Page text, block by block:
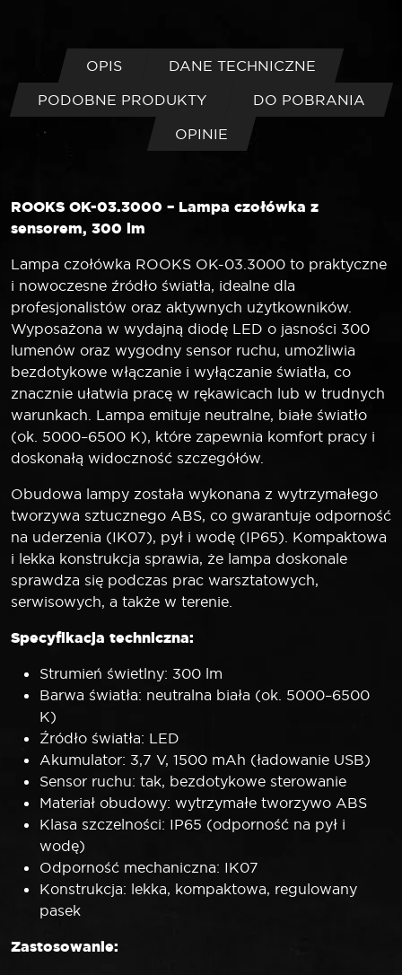
300OPIS
DANE TECHNICZNE
PODOBNE PRODUKTY
DO POBRANIA
OPINIE
ROOKS OK-03.3000 – Lampa czołówka z
sensorem, 300 lm
Lampa czołówka ROOKS OK-03.3000 to praktyczne
i nowoczesne źródło światła, idealne dla
profesjonalistów oraz aktywnych użytkowników.
Wyposażona w wydajną diodę LED o jasności 300
lumenów oraz wygodny sensor ruchu, umożliwia
bezdotykowe włączanie i wyłączanie światła, co
znacznie ułatwia pracę w rękawicach lub w trudnych
warunkach. Lampa emituje neutralne, białe światło
(ok. 5000–6500 K), które zapewnia komfort pracy i
doskonałą widoczność szczegółów.
Obudowa lampy została wykonana z wytrzymałego
tworzywa sztucznego ABS, co gwarantuje odporność
na uderzenia (IK07), pył i wodę (IP65). Kompaktowa
i lekka konstrukcja sprawia, że lampa doskonale
sprawdza się podczas prac warsztatowych,
serwisowych, a także w terenie.
Specyfikacja techniczna:
Strumień świetlny: 300 lm
Barwa światła: neutralna biała (ok. 5000–6500
K)
Źródło światła: LED
Akumulator: 3,7 V, 1500 mAh (ładowanie USB)
Sensor ruchu: tak, bezdotykowe sterowanie
Materiał obudowy: wytrzymałe tworzywo ABS
Klasa szczelności: IP65 (odporność na pył i
wodę)
Odporność mechaniczna: IK07
Konstrukcja: lekka, kompaktowa, regulowany
pasek
Zastosowanie: